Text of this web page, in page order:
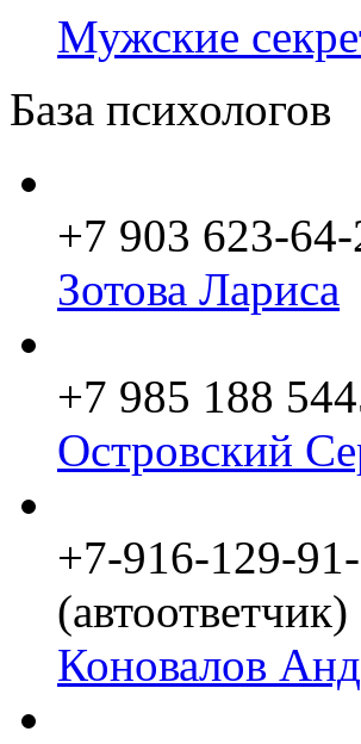
Мужские
База психологов
+7 903 623-64-
Зотова Лариса
+7 985 188
Островский
+7-916-129-
(автоответчик)
Коновалов